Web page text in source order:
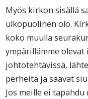
Myös kirkon sisällä
ulkopuolinen olo.
koko muulla
ympärillämme
johtotehtävissä,
perheitä ja saavat
Jos meille ei